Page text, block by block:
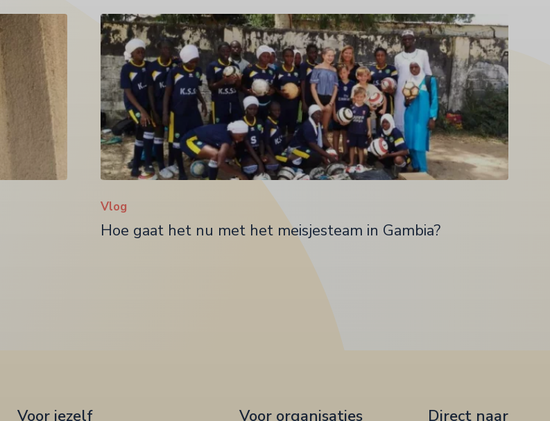
Vlog
Hoe gaat het nu met het meisjesteam in Gambia?
Voor jezelf Voor organisaties Direct naar